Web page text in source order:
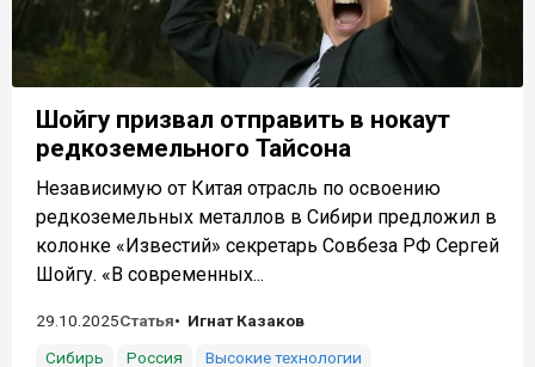
Шойгу призвал отправить в нокаут
редкоземельного Тайсона
Независимую от Китая отрасль по освоению
редкоземельных металлов в Сибири предложил в
колонке «Известий» секретарь Совбеза РФ Сергей
Шойгу. «В современных...
29.10.2025Статья
Игнат Казаков
Сибирь
Россия Высокие технологии